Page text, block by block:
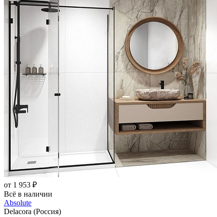
от 1 953 ₽
Всё в наличии
Absolute
Delacora (Россия)